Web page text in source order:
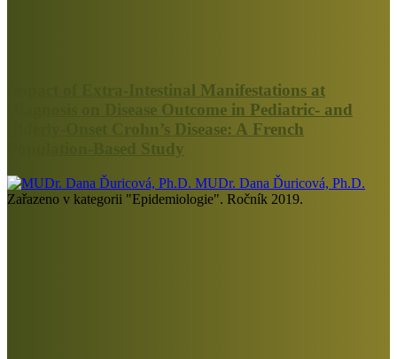
Impact of Extra-Intestinal Manifestations at
Diagnosis on Disease Outcome in Pediatric- and
Elderly-Onset Crohn’s Disease: A French
Population-Based Study
MUDr. Dana Ďuricová, Ph.D.
Zařazeno v kategorii "Epidemiologie". Ročník 2019.